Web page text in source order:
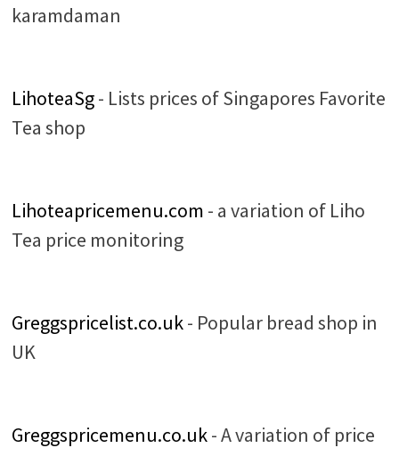
karamdaman
LihoteaSg- Lists prices of Singapores Favorite
Tea shop
Lihoteapricemenu.com - a variation of Liho
Tea price monitoring
Greggspricelist.co.uk- Popular bread shop in
UK
Greggspricemenu.co.uk- A variation of price